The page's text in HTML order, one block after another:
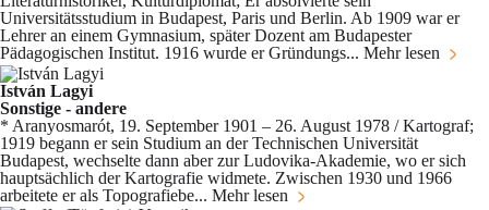
Universitätsstudium in Budapest, Paris und Berlin. Ab 1909 war er
Lehrer an einem Gymnasium, später Dozent am Budapester
Pädagogischen Institut. 1916 wurde er Gründungs... Mehr lesen
István Lagyi
Sonstige - andere
* Aranyosmarót, 19. September 1901 – 26. August 1978 / Kartograf;
1919 begann er sein Studium an der Technischen Universität
Budapest, wechselte dann aber zur Ludovika-Akademie, wo er sich
hauptsächlich der Kartografie widmete. Zwischen 1930 und 1966
arbeitete er als Topografiebe... Mehr lesen